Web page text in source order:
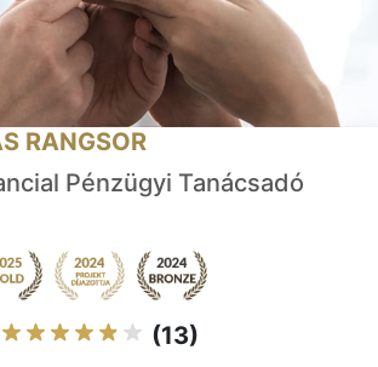
RANGSOR
Pénzügyi Tanácsadó
(13)